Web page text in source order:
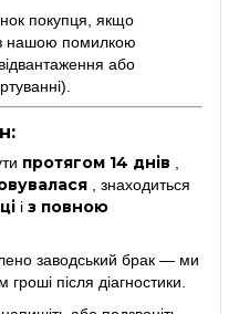
покупця, якщо
нашою помилкою
або
протягом 14 днів
, знаходиться
і з повною
заводський брак — ми
після діагностики.